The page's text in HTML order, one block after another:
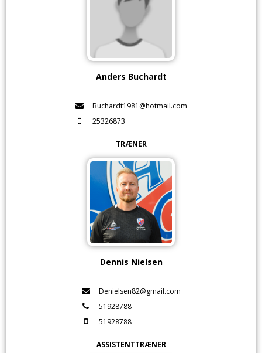
Anders Buchardt
Buchardt1981@hotmail.com
25326873
TRÆNER
Dennis Nielsen
Denielsen82@gmail.com
51928788
51928788
ASSISTENTTRÆNER